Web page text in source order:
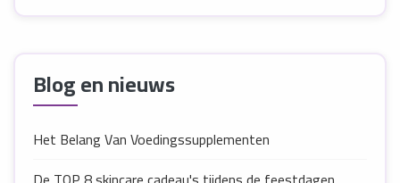
Blog en nieuws
Het Belang Van Voedingssupplementen